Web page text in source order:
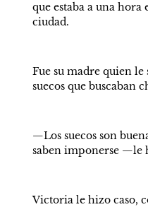
que estaba a una
ciudad.
Fue su madre quien
suecos que buscaban
—Los suecos son
saben imponerse —le
Victoria le hizo caso,